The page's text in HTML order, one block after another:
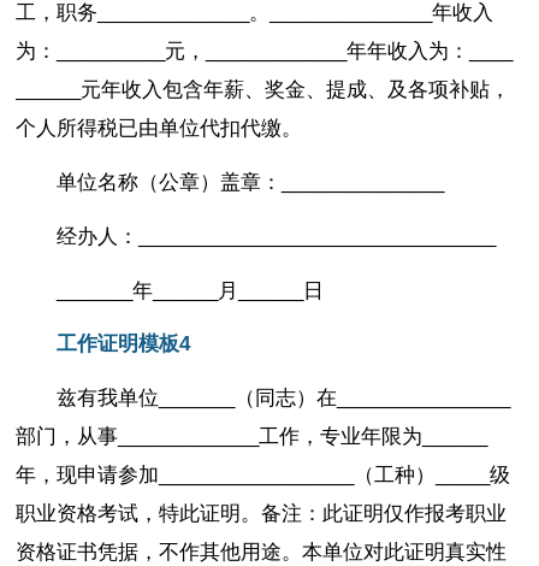
工，职务______________。_______________年收入
为：__________元，_____________年年收入为：____
______元年收入包含年薪、奖金、提成、及各项补贴，
个人所得税已由单位代扣代缴。
单位名称（公章）盖章：_______________
经办人：_________________________________
_______年______月______日
工作证明模板4
兹有我单位_______（同志）在________________
部门，从事_____________工作，专业年限为______
年，现申请参加__________________（工种）_____级
职业资格考试，特此证明。备注：此证明仅作报考职业
资格证书凭据，不作其他用途。本单位对此证明真实性